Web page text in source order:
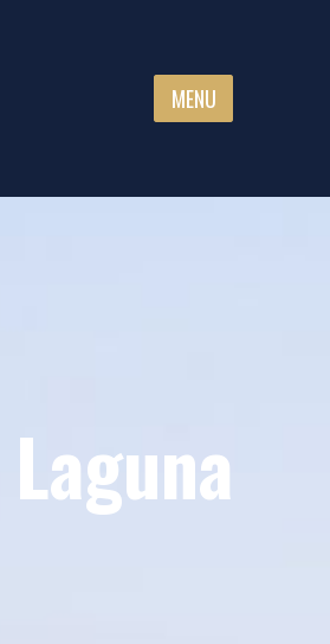
MENU